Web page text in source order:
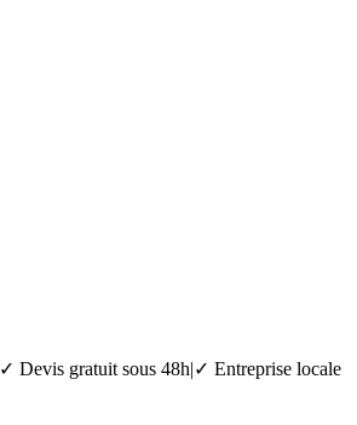
✓ Devis gratuit sous 48h ✓ Entreprise locale